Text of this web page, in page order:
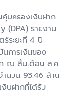
มครองเงินฝาก
รายงาน
ระยะที่ 4 ปี
การเงินของ
ก ณ สิ้นเดือน ส.ค.
นวน 93.46 ล้าน
นฝากที่ได้รับ